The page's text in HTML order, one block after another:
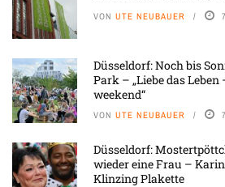
VON UTE NEUBAUER
Düsseldorf: Noch bis
Park – „Liebe das
weekend“
VON UTE NEUBAUER
Düsseldorf:
wieder eine Frau –
Klinzing Plakette